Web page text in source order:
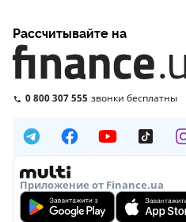
Рассчитывайте на
0 800 307 555 звонки бесплатны
Приложение от Finance.ua